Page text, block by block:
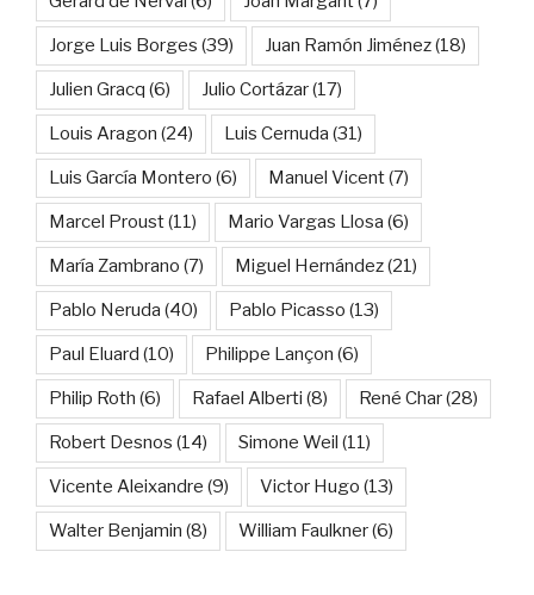
Jorge Luis Borges (39) Juan Ramón Jiménez(18)
Julien Gracq (6) Julio Cortázar(17)
Louis Aragon (24) Luis Cernuda (31)
Luis García Montero (6) Manuel Vicent(7)
Marcel Proust(11) Mario Vargas Llosa (6)
María Zambrano (7) Miguel Hernández(21)
Pablo Neruda (40) Pablo Picasso (13)
Paul Eluard (10) Philippe Lançon (6)
Philip Roth (6) Rafael Alberti (8) René Char(28)
Robert Desnos (14) Simone Weil (11)
Vicente Aleixandre (9) Victor Hugo (13)
Walter Benjamin (8) William Faulkner(6)